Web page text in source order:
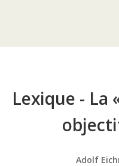
Lexique - La
Adolf